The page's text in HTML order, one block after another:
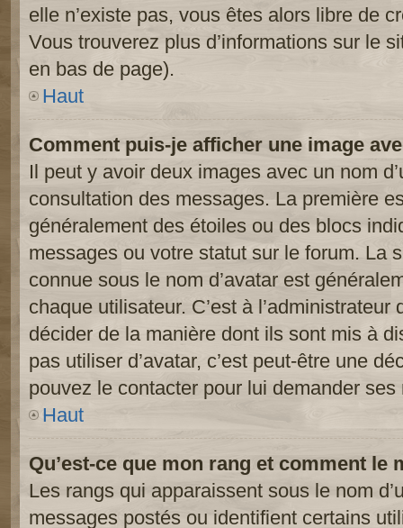
elle n’existe pas, vous êtes alors libre de
Vous trouverez plus d’informations sur le
en bas de page).
Haut
Comment puis-je afficher une image
Il peut y avoir deux images avec un nom
consultation des messages. La première
généralement des étoiles ou des blocs
messages ou votre statut sur le forum. La
connue sous le nom d’avatar est
chaque utilisateur. C’est à l’administrateur
décider de la manière dont ils sont mis à
pas utiliser d’avatar, c’est peut-être une
pouvez le contacter pour lui demander ses
Haut
Qu’est-ce que mon rang et comment le
Les rangs qui apparaissent sous le nom
messages postés ou identifient certains